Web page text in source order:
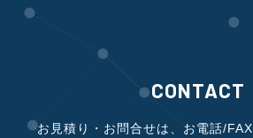
CONTACT
お見積り・お問合せは、お電話/